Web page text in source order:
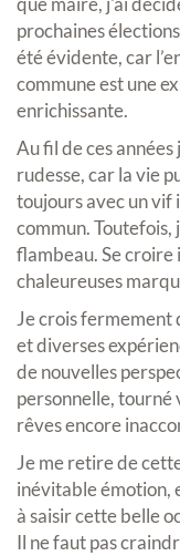
prochaines
été évidente, car
commune est une
enrichissante.
Au fil de ces années
rudesse, car la vie
toujours avec un vif
commun. Toutefois,
flambeau. Se
chaleureuses
Je crois fermement
et diverses
de nouvelles
personnelle, tourné
rêves encore
Je me retire de
inévitable émotion,
à saisir cette belle
Il ne faut pas